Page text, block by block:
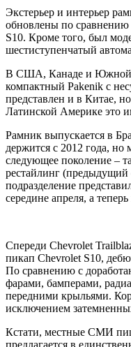
Экстерьер и интерьер
обновлены по сравнению
S10. Кроме того, был
шестиступенчатый
В США, Канаде и Южной
компактный Pakenik с
представлен и в Китае,
Латинской Америке это
Рамник выпускается в
держится с 2012 года, но
следующее поколение –
рестайлинг (предыдущий
подразделение
середине апреля, а
Спереди Chevrolet
пикап Chevrolet S10,
По сравнению с
фарами, бамперами,
передними крыльями.
исключением
Кстати, местные СМИ
предлагается в